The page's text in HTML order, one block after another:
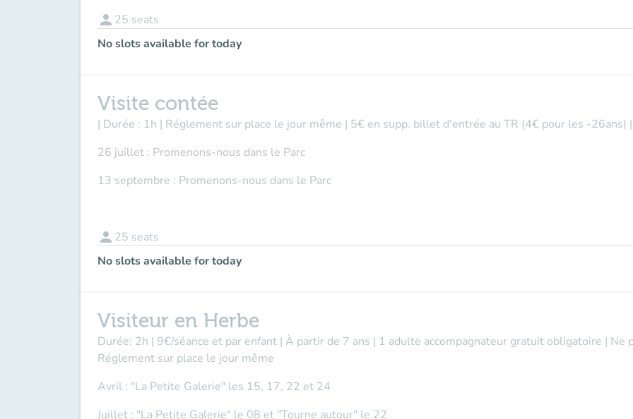
person 25 seats
No slots available for today
Visite contée
| Durée : 1h | Réglement sur place le jour même | 5€ en supp. billet d'entrée au TR (4€ pour les -26ans) |
26 juillet : Promenons-nous dans le Parc
13 septembre : Promenons-nous dans le Parc
person 25 seats
No slots available for today
Visiteur en Herbe
Durée: 2h | 9€/séance et par enfant | À partir de 7 ans | 1 adulte accompagnateur gratuit obligatoire | Ne
Réglement sur place le jour même
Avril : "La Petite Galerie" les 15, 17, 22 et 24
Juillet : "La Petite Galerie" le 08 et "Tourne autour" le 22